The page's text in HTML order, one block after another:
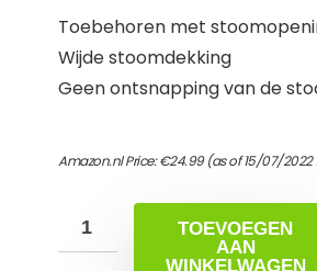
Toebehoren met
Wijde stoomdekking
Geen ontsnapping van de
Amazon.nl Price:€24.99(as of 15/07/2022
TOEVOEGEN
AAN
WINKELWAGEN